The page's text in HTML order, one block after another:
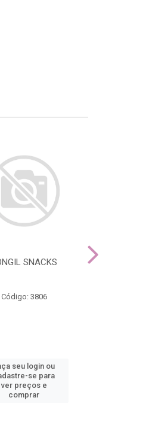
SNACKS
Código: 3806
seu login ou
se para
ver preços e
comprar